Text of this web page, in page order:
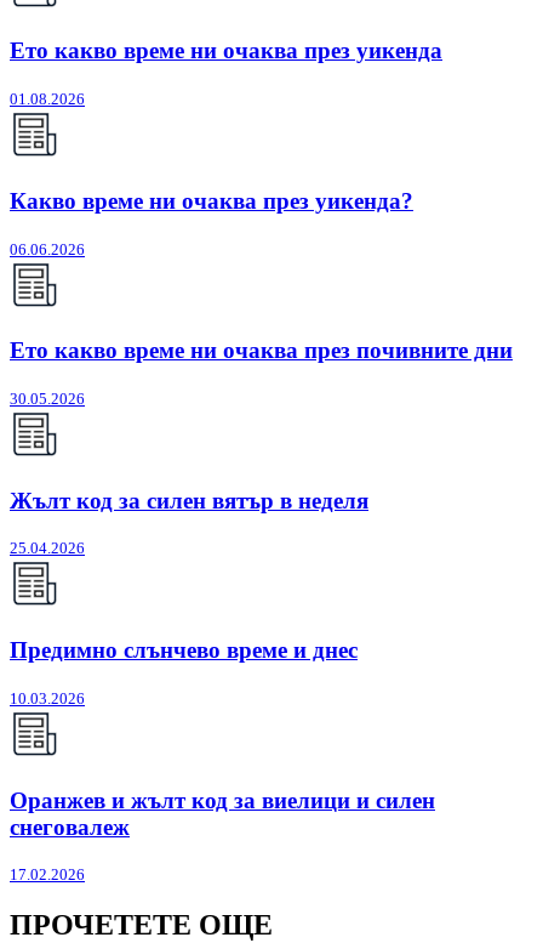
Ето какво време ни очаква през уикенда
01.08.2026
Какво време ни очаква през уикенда?
06.06.2026
Ето какво време ни очаква през почивните дни
30.05.2026
Жълт код за силен вятър в неделя
25.04.2026
Предимно слънчево време и днес
10.03.2026
Оранжев и жълт код за виелици и силен
снеговалеж
17.02.2026
ПРОЧЕТЕТЕ ОЩЕ